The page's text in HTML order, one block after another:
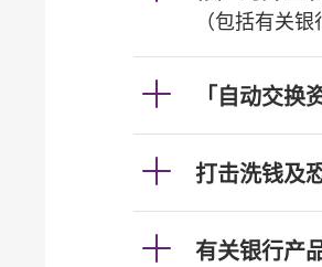
（包括有关
「自动交换
打击洗钱及
有关银行产